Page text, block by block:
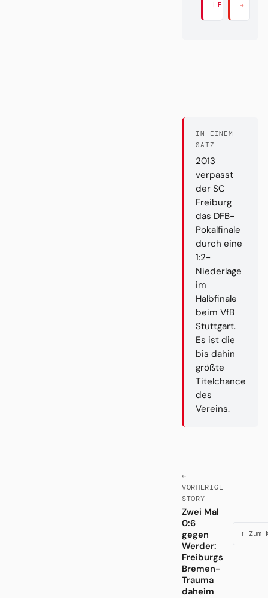
LESEN →
→
IN EINEM
SATZ
2013
verpasst
der SC
Freiburg
das DFB-
Pokalfinale
durch eine
1:2-
Niederlage
im
Halbfinale
beim VfB
Stuttgart.
Es ist die
bis dahin
größte
Titelchance
des
Vereins.
←
VORHERIGE
STORY
Zwei Mal
0:6
gegen
Werder:
Freiburgs
Bremen-
Trauma
daheim
↑